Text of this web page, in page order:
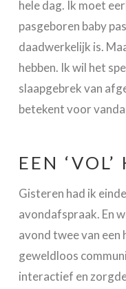
hele dag. Ik moet
pasgeboren baby
daadwerkelijk is.
hebben. Ik wil het
slaapgebrek van
betekent voor
EEN
Gisteren had ik
avondafspraak. En
avond twee van een
geweldloos
interactief en